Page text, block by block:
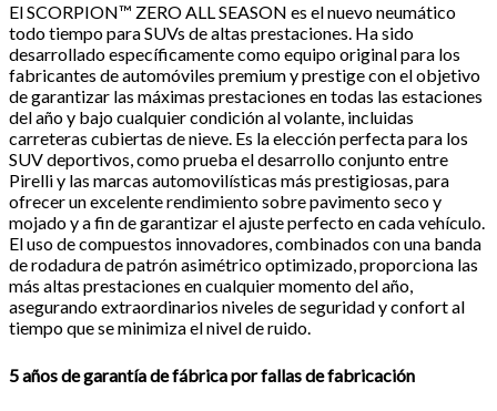
El SCORPION™ ZERO ALL SEASON es el nuevo neumático
todo tiempo para SUVs de altas prestaciones. Ha sido
desarrollado específicamente como equipo original para los
fabricantes de automóviles premium y prestige con el objetivo
de garantizar las máximas prestaciones en todas las estaciones
del año y bajo cualquier condición al volante, incluidas
carreteras cubiertas de nieve. Es la elección perfecta para los
SUV deportivos, como prueba el desarrollo conjunto entre
Pirelli y las marcas automovilísticas más prestigiosas, para
ofrecer un excelente rendimiento sobre pavimento seco y
mojado y a fin de garantizar el ajuste perfecto en cada vehículo.
El uso de compuestos innovadores, combinados con una banda
de rodadura de patrón asimétrico optimizado, proporciona las
más altas prestaciones en cualquier momento del año,
asegurando extraordinarios niveles de seguridad y confort al
tiempo que se minimiza el nivel de ruido.
5 años de garantía de fábrica por fallas de fabricación